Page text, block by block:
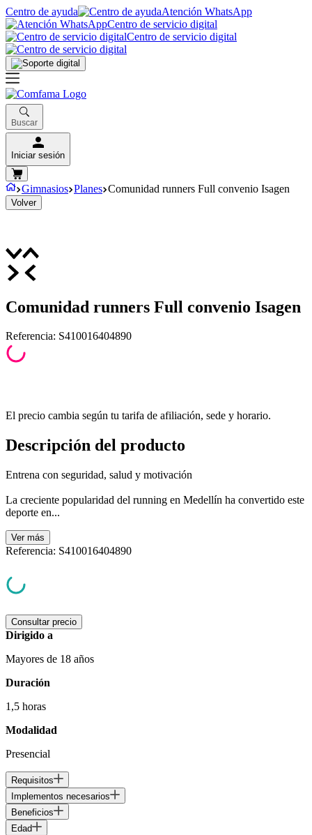
Centro de ayuda
Atención WhatsApp
Centro de servicio digital
Centro de servicio digital
Buscar
Iniciar sesión
Gimnasios Planes Comunidad runners Full convenio Isagen
Volver
Comunidad runners Full convenio Isagen
Referencia: S410016404890
El precio cambia según tu tarifa de afiliación, sede y horario.
Descripción del producto
Entrena con seguridad, salud y motivación
La creciente popularidad del running en Medellín ha convertido este
deporte en...
Ver más
Referencia: S410016404890
Consultar precio
Dirigido a
Mayores de 18 años
Duración
1,5 horas
Modalidad
Presencial
Requisitos
Implementos necesarios
Beneficios
Edad